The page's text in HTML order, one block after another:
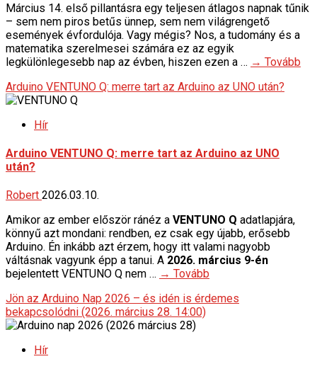
Március 14. első pillantásra egy teljesen átlagos napnak tűnik
– sem nem piros betűs ünnep, sem nem világrengető
események évfordulója. Vagy mégis? Nos, a tudomány és a
matematika szerelmesei számára ez az egyik
legkülönlegesebb nap az évben, hiszen ezen a … → Tovább
Arduino VENTUNO Q: merre tart az Arduino az UNO után?
Hír
Arduino VENTUNO Q: merre tart az Arduino az UNO
után?
Robert 2026.03.10.
Amikor az ember először ránéz a VENTUNO Q adatlapjára,
könnyű azt mondani: rendben, ez csak egy újabb, erősebb
Arduino. Én inkább azt érzem, hogy itt valami nagyobb
váltásnak vagyunk épp a tanui. A 2026. március 9-én
bejelentett VENTUNO Q nem … → Tovább
Jön az Arduino Nap 2026 – és idén is érdemes
bekapcsolódni (2026. március 28. 14:00)
Hír